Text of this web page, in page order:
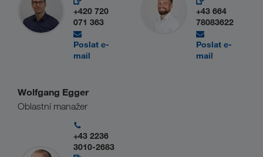
+420 720
071 363
Poslat e-
mail
+43 664
78083622
Poslat e-
mail
Wolfgang Egger
Oblastní manažer
+43 2236
3010-2683